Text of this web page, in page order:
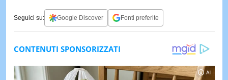
Seguici su: Google Discover Fonti preferite